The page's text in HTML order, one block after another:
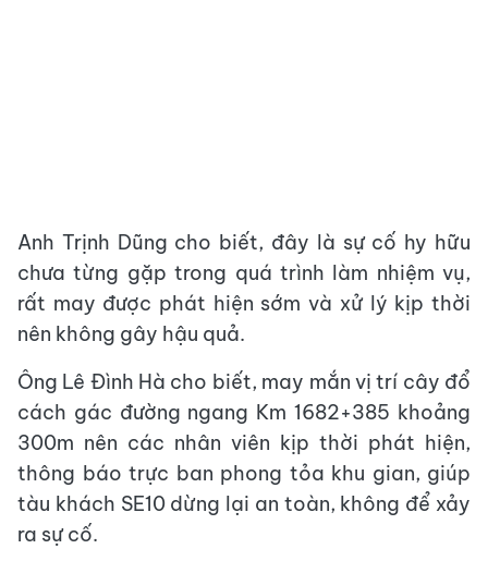
Anh Trịnh Dũng cho biết, đây là sự cố hy hữu
chưa từng gặp trong quá trình làm nhiệm vụ,
rất may được phát hiện sớm và xử lý kịp thời
nên không gây hậu quả.
Ông Lê Đình Hà cho biết, may mắn vị trí cây đổ
cách gác đường ngang Km 1682+385 khoảng
300m nên các nhân viên kịp thời phát hiện,
thông báo trực ban phong tỏa khu gian, giúp
tàu khách SE10 dừng lại an toàn, không để xảy
ra sự cố.